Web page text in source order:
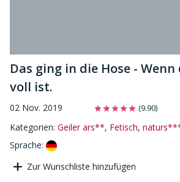
Das ging in die Hose -
voll ist.
02 Nov. 2019 (9.90)
Kategorien: Geiler ars**, Fetisch,
Sprache:
Zur Wunschliste hinzufügen